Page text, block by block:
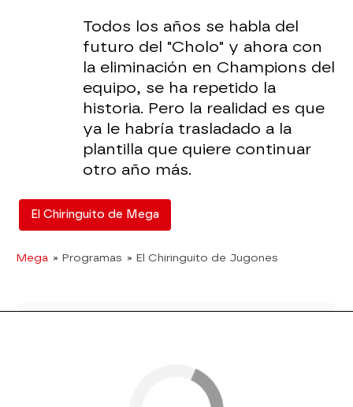
Todos los años se habla del
futuro del "Cholo" y ahora con
la eliminación en Champions del
equipo, se ha repetido la
historia. Pero la realidad es que
ya le habría trasladado a la
plantilla que quiere continuar
otro año más.
El Chiringuito de Mega
Mega » Programas » El Chiringuito de Jugones